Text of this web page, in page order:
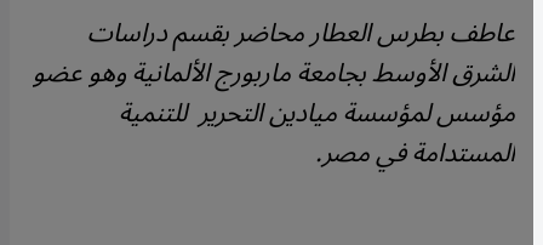
عاطف بطرس العطار محاضر بقسم دراسات
الشرق الأوسط بجامعة ماربورج الألمانية وهو عضو
مؤسس لمؤسسة ميادين التحرير للتنمية
المستدامة في مصر.